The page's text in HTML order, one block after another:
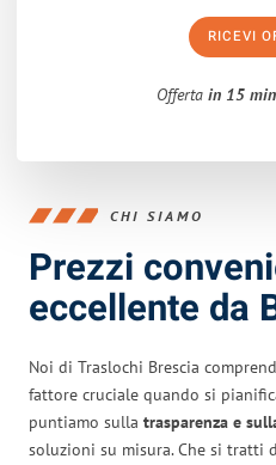
RICEVI
Offerta in 15
CHI SIAMO
Prezzi
eccellente da
Noi di Traslochi Brescia
fattore cruciale quando si
puntiamo sulla trasparenza e
soluzioni su misura. Che si tratti